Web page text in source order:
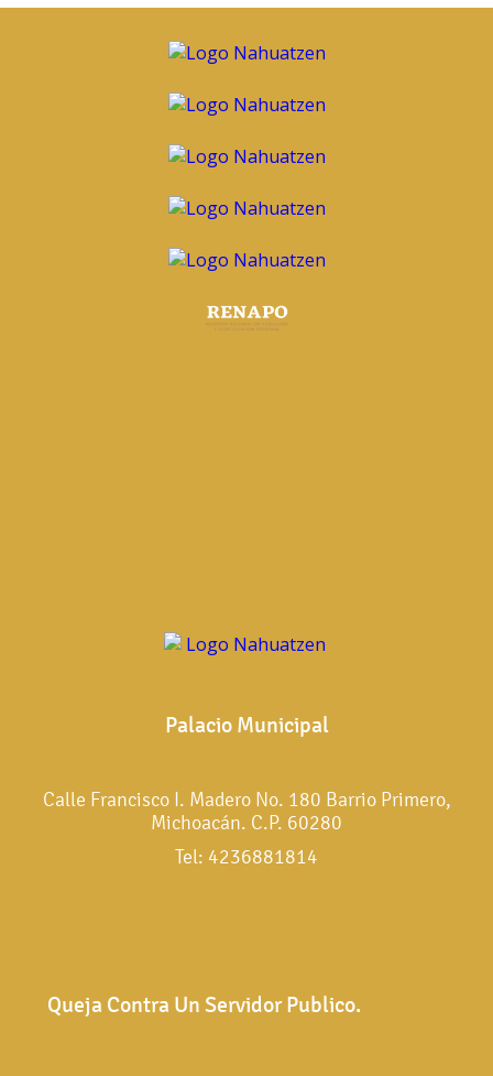
Palacio Municipal
Calle Francisco I. Madero No. 180 Barrio Primero,
Michoacán. C.P. 60280
Tel: 4236881814
Queja Contra Un Servidor Publico.